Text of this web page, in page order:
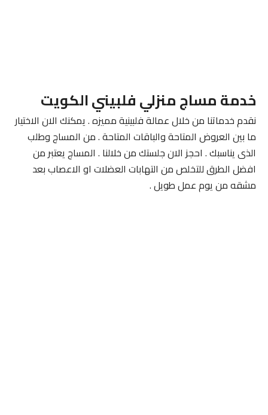
خدمة مساج منزلي فلبيني الكويت
نقدم خدماتنا من خلال عمالة فلبينية مميزه . يمكنك الان الاختيار
ما بين العروض المتاحة والباقات المتاحة . من المساج وطلب
الذى يناسبك . احجز الان جلستك من خلالنا . المساج يعتبر من
افضل الطرق للتخلص من التهابات العضلات او الاعصاب بعد
مشقه من يوم عمل طويل .